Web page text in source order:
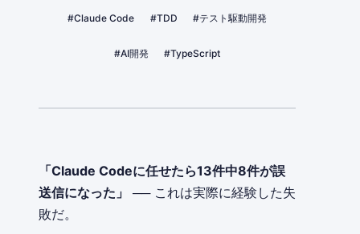
#Claude Code #TDD #テスト駆動開発
#AI開発 #TypeScript
「Claude Codeに任せたら13件中8件が誤
送信になった」
── これは実際に経験した失
敗だ。